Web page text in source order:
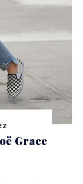
Grace